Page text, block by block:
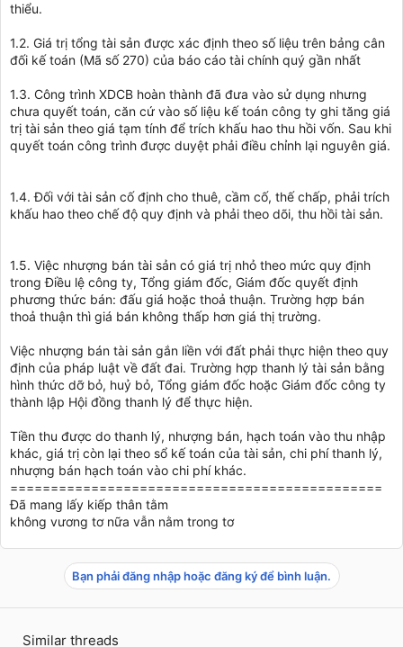
thiểu.
1.2. Giá trị tổng tài sản được xác định theo số liệu trên bảng cân
đối kế toán (Mã số 270) của báo cáo tài chính quý gần nhất
1.3. Công trình XDCB hoàn thành đã đưa vào sử dụng nhưng
chưa quyết toán, căn cứ vào số liệu kế toán công ty ghi tăng giá
trị tài sản theo giá tạm tính để trích khấu hao thu hồi vốn. Sau khi
quyết toán công trình được duyệt phải điều chỉnh lại nguyên giá.
1.4. Đối với tài sản cố định cho thuê, cầm cố, thế chấp, phải trích
khấu hao theo chế độ quy định và phải theo dõi, thu hồi tài sản.
1.5. Việc nhượng bán tài sản có giá trị nhỏ theo mức quy định
trong Điều lệ công ty, Tổng giám đốc, Giám đốc quyết định
phương thức bán: đấu giá hoặc thoả thuận. Trường hợp bán
thoả thuận thì giá bán không thấp hơn giá thị trường.
Việc nhượng bán tài sản gắn liền với đất phải thực hiện theo quy
định của pháp luật về đất đai. Trường hợp thanh lý tài sản bằng
hình thức dỡ bỏ, huỷ bỏ, Tổng giám đốc hoặc Giám đốc công ty
thành lập Hội đồng thanh lý để thực hiện.
Tiền thu được do thanh lý, nhượng bán, hạch toán vào thu nhập
khác, giá trị còn lại theo sổ kế toán của tài sản, chi phí thanh lý,
nhượng bán hạch toán vào chi phí khác.
==============================================
Đã mang lấy kiếp thân tằm
không vương tơ nữa vẫn nằm trong tơ
Bạn phải đăng nhập hoặc đăng ký để bình luận.
Similar threads